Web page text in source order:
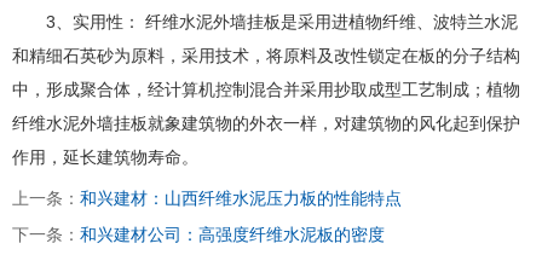
3、实用性： 纤维水泥外墙挂板是采用进植物纤维、波特兰水泥
和精细石英砂为原料，采用技术，将原料及改性锁定在板的分子结构
中，形成聚合体，经计算机控制混合并采用抄取成型工艺制成；植物
纤维水泥外墙挂板就象建筑物的外衣一样，对建筑物的风化起到保护
作用，延长建筑物寿命。
上一条： 和兴建材：山西纤维水泥压力板的性能特点
下一条： 和兴建材公司：高强度纤维水泥板的密度